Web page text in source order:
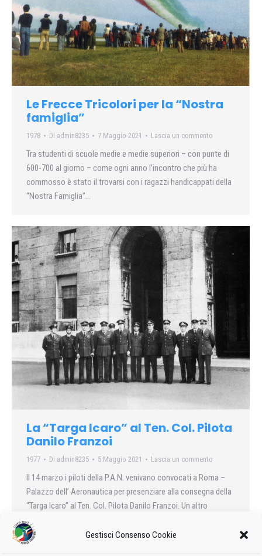
Gestisci Consenso Cookie
Le Frecce Tricolori per la “Nostra
famiglia”
1978 Di admin8235 7 Maggio 2021 Lascia un commento
Tra studenti di scuole medie e medie superiori – con punte di
600-700 al giorno – come ogni anno l’incontro che più ha
commosso è stato il trovarsi con i ragazzi handicappati della
“Nostra Famiglia”…
La “Targa Icaro” al Ten. Col. Pilota
Danilo Franzoi
1977 Di admin8235 5 Maggio 2021 Lascia un commento
Il 14 marzo i piloti della P.A.N. venivano convocati a Roma –
Palazzo dell’ Aeronautica per presenziare alla consegna della
“Targa Icaro” al Ten. Col. Pilota Danilo Franzoi. Un altro
riconoscimento che andava a lustro e ad orgoglio per
l’operato delle “Frecce Tricolori”.